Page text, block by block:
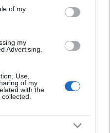
of my
my
Advertising.
Use,
of my
with the
a szúnyoginvázió
az országban. Az ázsiai
is talál szaporodási helyet a
ra felhasználta az
elegendő erőforrásait
az emberiség eddigre